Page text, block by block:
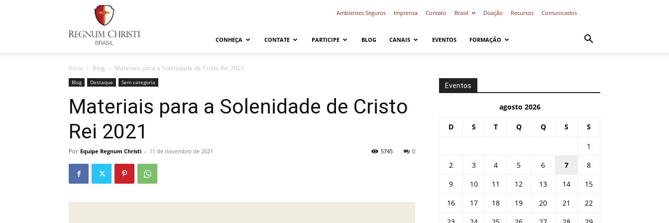
Regnum
Ambientes Seguros Imprensa Contato Brasil Doação Recursos Comunicados
CONHEÇA CONTATE PARTICIPE BLOG CANAIS EVENTOS FORMAÇÃO
Início Blog Materiais para a Solenidade de Cristo Rei 2021
Blog Destaque Sem categoria
Materiais para a Solenidade de Cristo
Rei 2021
Por Equipe Regnum Christi - 11 de novembro de 2021 0
5745
Eventos
agosto 2026
D S T Q Q S S
1
2
3 4 5 6 7
8
9
10 11 12 13 14
15
16
17 18 19 20 21
22